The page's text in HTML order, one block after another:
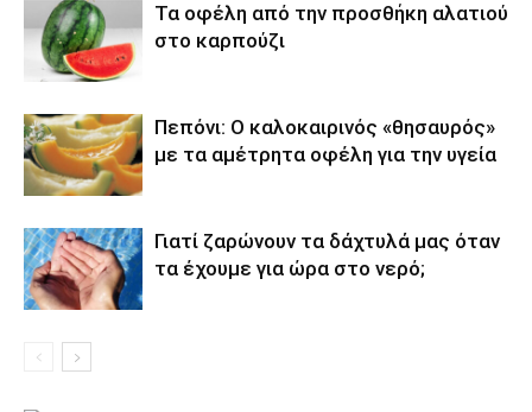
Τα οφέλη από την προσθήκη αλατιού
στο καρπούζι
Πεπόνι: Ο καλοκαιρινός «θησαυρός»
με τα αμέτρητα οφέλη για την υγεία
Γιατί ζαρώνουν τα δάχτυλά μας όταν
τα έχουμε για ώρα στο νερό;